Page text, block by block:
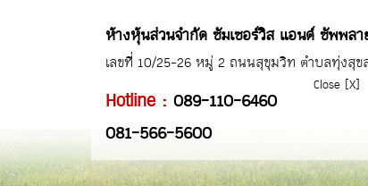
ห้างหุ้นส่วนจำกัด ซัมเซอร์วิส แอนด์ ซัพพล
เลขที่ 10/25-26 หมู่ 2 ถนนสุขุมวิท ตำบลทุ่งสุ
Hotline : 089-110-6460
081-566-5600
Close [X]